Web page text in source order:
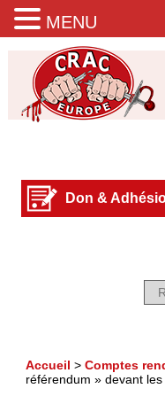
Don &
Accueil > Comptes
référendum » devant
MENU